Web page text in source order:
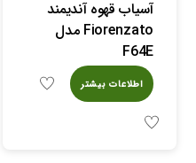
آسیاب قهوه آندیمند
Fiorenzato مدل
F64E
اطلاعات بیشتر